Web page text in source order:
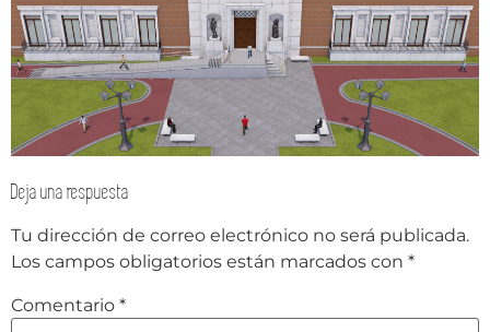
Deja una respuesta
Tu dirección de correo electrónico no será publicada.
Los campos obligatorios están marcados con *
Comentario *